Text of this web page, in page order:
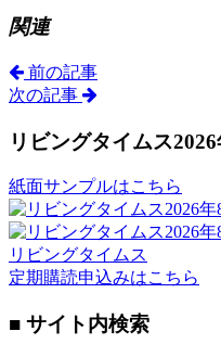
関連
前の記事
次の記事
リビングタイムス
紙面サンプルはこちら
リビングタイムス
定期購読申込みはこちら
■ サイト内検索